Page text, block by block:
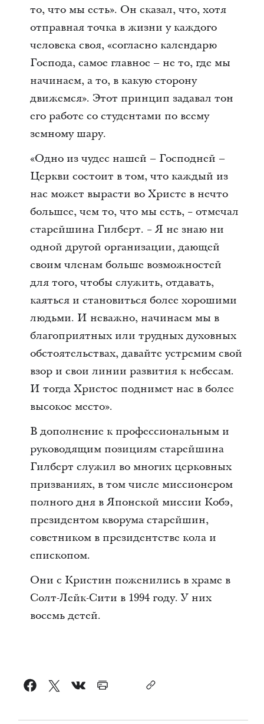
то, что мы есть». Он сказал, что, хотя
отправная точка в жизни у каждого
человека своя, «согласно календарю
Господа, самое главное – не то, где мы
начинаем, а то, в какую сторону
движемся». Этот принцип задавал тон
его работе со студентами по всему
земному шару.
«Одно из чудес нашей – Господней –
Церкви состоит в том, что каждый из
нас может вырасти во Христе в нечто
большее, чем то, что мы есть, − отмечал
старейшина Гилберт. − Я не знаю ни
одной другой организации, дающей
своим членам больше возможностей
для того, чтобы служить, отдавать,
каяться и становиться более хорошими
людьми. И неважно, начинаем мы в
благоприятных или трудных духовных
обстоятельствах, давайте устремим свой
взор и свои линии развития к небесам.
И тогда Христос поднимет нас в более
высокое место».
В дополнение к профессиональным и
руководящим позициям старейшина
Гилберт служил во многих церковных
призваниях, в том числе миссионером
полного дня в Японской миссии Кобэ,
президентом кворума старейшин,
советником в президентстве кола и
епископом.
Они с Кристин поженились в храме в
Солт-Лейк-Сити в 1994 году. У них
восемь детей.